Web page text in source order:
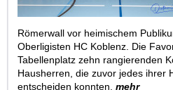
Römerwall vor heimischem
Oberligisten HC Koblenz. Die
Tabellenplatz zehn rangierenden
Hausherren, die zuvor jedes ihrer
entscheiden konnten. mehr